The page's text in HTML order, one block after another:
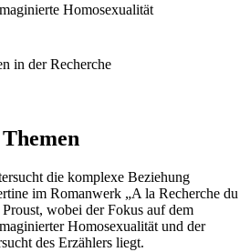
Homosexualität
in der Recherche
die komplexe Beziehung
im Romanwerk „A la Recherche du
wobei der Fokus auf dem
Homosexualität und der
des Erzählers liegt.